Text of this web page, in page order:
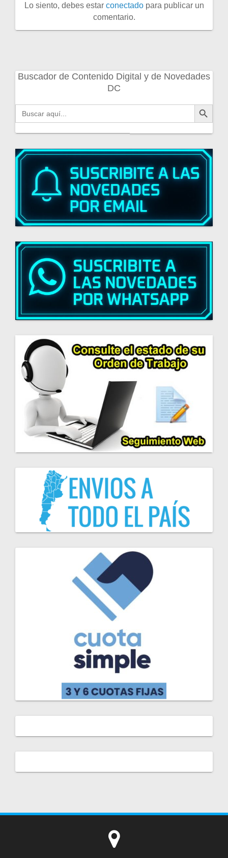
Lo siento, debes estar conectadopara publicar un
comentario.
Buscador de Contenido Digital y de Novedades
DC
Buscar: Botón de búsqueda